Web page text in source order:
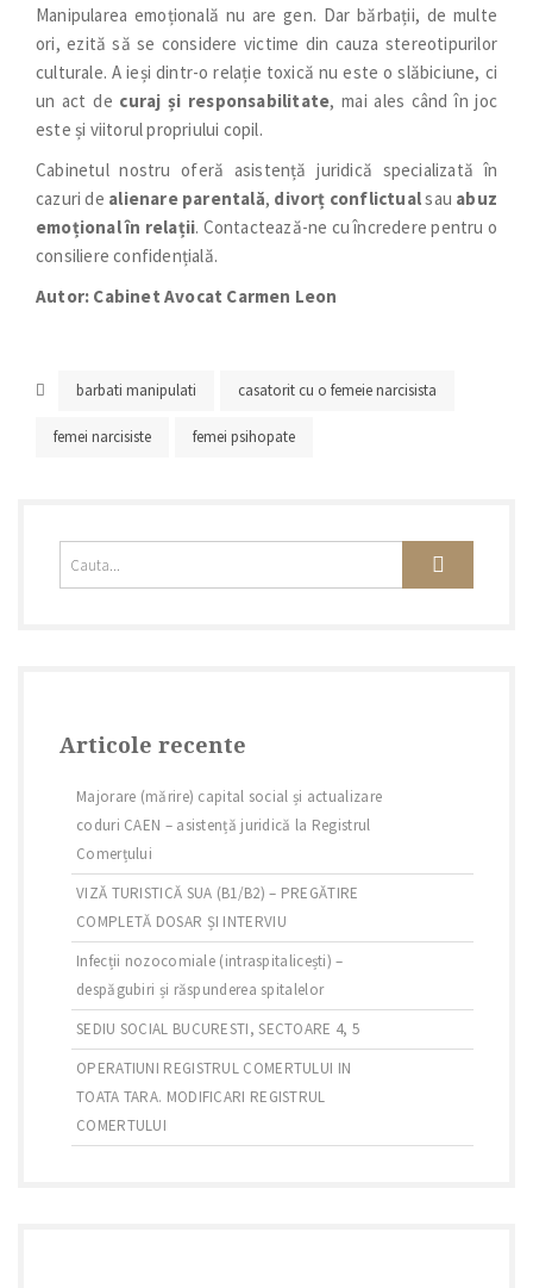
Manipularea emoțională nu are gen. Dar bărbații, de multe
ori, ezită să se considere victime din cauza stereotipurilor
culturale. A ieși dintr-o relație toxică nu este o slăbiciune, ci
un act de curaj și responsabilitate, mai ales când în joc
este și viitorul propriului copil.
Cabinetul nostru oferă asistență juridică specializată în
cazuri de alienare parentală, divorț conflictualsau abuz
emoțional în relații. Contactează-ne cu încredere pentru o
consiliere confidențială.
Autor: Cabinet Avocat Carmen Leon
barbati manipulati casatorit cu o femeie narcisista
femei narcisiste femei psihopate
Articole recente
Majorare (mărire) capital social și actualizare
coduri CAEN – asistență juridică la Registrul
Comerțului
VIZĂ TURISTICĂ SUA (B1/B2) – PREGĂTIRE
COMPLETĂ DOSAR ȘI INTERVIU
Infecții nozocomiale (intraspitalicești) –
despăgubiri și răspunderea spitalelor
SEDIU SOCIAL BUCURESTI, SECTOARE 4, 5
OPERATIUNI REGISTRUL COMERTULUI IN
TOATA TARA. MODIFICARI REGISTRUL
COMERTULUI